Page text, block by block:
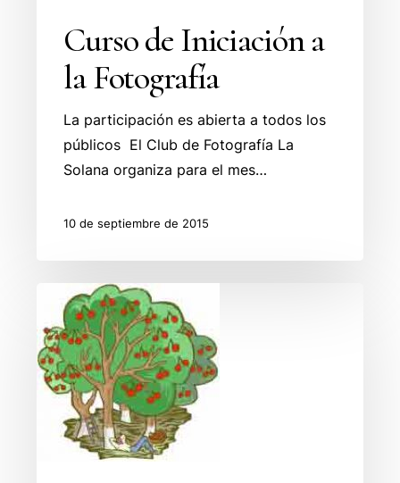
Curso de Iniciación a
la Fotografía
La participación es abierta a todos los
públicos El Club de Fotografía La
Solana organiza para el mes…
10 de septiembre de 2015
Curso
gratuito
sobre
la
implantación
cultivo